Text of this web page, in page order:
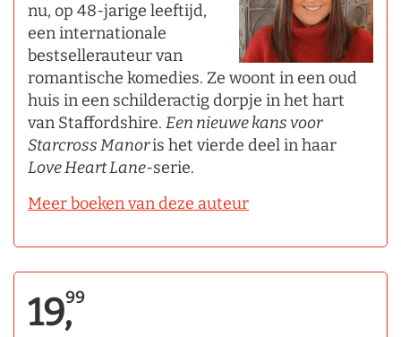
nu, op 48-jarige leeftijd,
een internationale
bestsellerauteur van
romantische komedies. Ze woont in een oud
huis in een schilderactig dorpje in het hart
van Staffordshire. Een nieuwe kans voor
Starcross Manoris het vierde deel in haar
Love Heart Lane-serie.
Meer boeken van deze auteur
19,99